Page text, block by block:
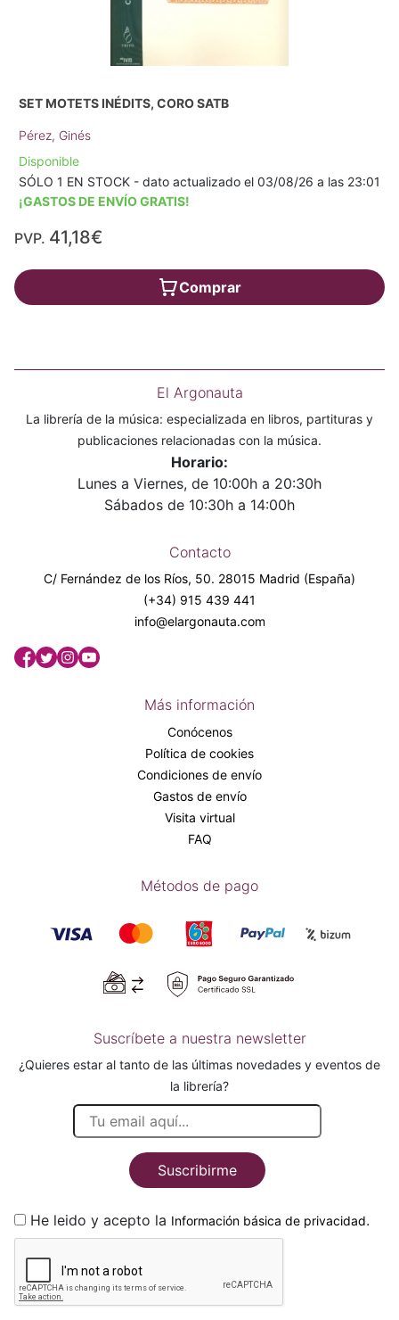
SET MOTETS INÉDITS, CORO SATB
Pérez, Ginés
Disponible
SÓLO 1 EN STOCK - dato actualizado el 03/08/26 a las 23:01
¡GASTOS DE ENVÍO GRATIS!
PVP. 41,18€
Comprar
El Argonauta
La librería de la música: especializada en libros, partituras y
publicaciones relacionadas con la música.
Horario:
Lunes a Viernes, de 10:00h a 20:30h
Sábados de 10:30h a 14:00h
Contacto
C/ Fernández de los Ríos, 50. 28015 Madrid (España)
(+34) 915 439 441
info@elargonauta.com
Más información
Conócenos
Política de cookies
Condiciones de envío
Gastos de envío
Visita virtual
FAQ
Métodos de pago
Suscríbete a nuestra newsletter
¿Quieres estar al tanto de las últimas novedades y eventos de
la librería?
Suscribirme
He leido y acepto la Información básica de privacidad.